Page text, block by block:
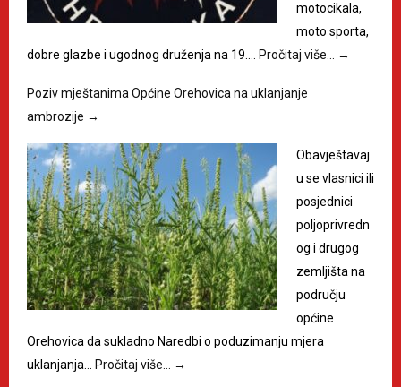
motocikala,
moto sporta,
dobre glazbe i ugodnog druženja na 19.… Pročitaj više… →
Poziv mještanima Općine Orehovica na uklanjanje
ambrozije →
Obavještavaj
u se vlasnici ili
posjednici
poljoprivredn
og i drugog
zemljišta na
području
općine
Orehovica da sukladno Naredbi o poduzimanju mjera
uklanjanja… Pročitaj više… →